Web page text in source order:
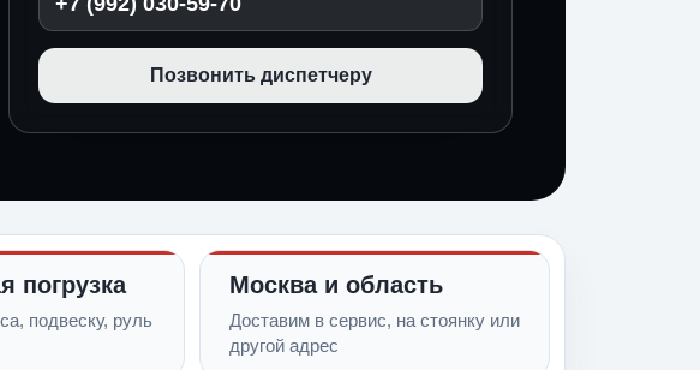
Позвонить диспетчеру
погрузка
подвеску, руль
Москва и область
Доставим в сервис, на стоянку или
другой адрес